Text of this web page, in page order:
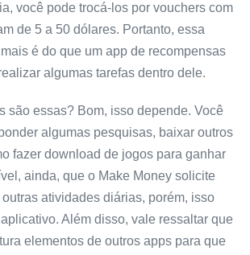
você pode trocá-los por vouchers com
de 5 a 50 dólares. Portanto, essa
é do que um app de recompensas
algumas tarefas dentro dele.
são essas? Bom, isso depende. Você
algumas pesquisas, baixar outros
fazer download de jogos para ganhar
ainda, que o Make Money solicite
atividades diárias, porém, isso
Além disso, vale ressaltar que
elementos de outros apps para que